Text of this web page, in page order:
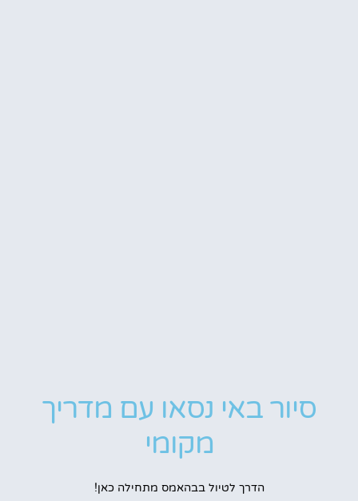
סיור באי נסאו עם מדריך
מקומי
הדרך לטיול בבהאמס מתחילה כאן!